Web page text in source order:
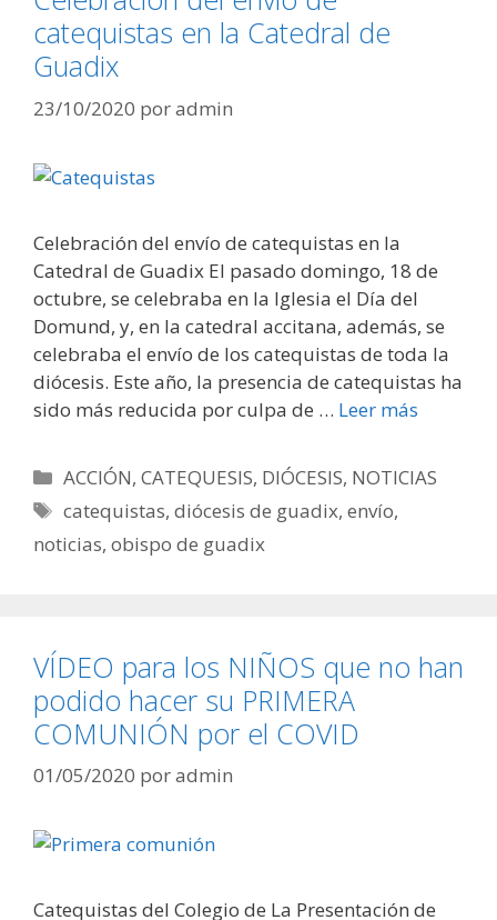
catequistas en la Catedral de
Guadix
23/10/2020 poradmin
Celebración del envío de catequistas en la
Catedral de Guadix El pasado domingo, 18 de
octubre, se celebraba en la Iglesia el Día del
Domund, y, en la catedral accitana, además, se
celebraba el envío de los catequistas de toda la
diócesis. Este año, la presencia de catequistas ha
sido más reducida por culpa de … Leer más
Categorías
ACCIÓN,CATEQUESIS, DIÓCESIS, NOTICIAS
Etiquetas
catequistas,diócesis de guadix,envío,
noticias, obispo de guadix
VÍDEO para los NIÑOS que no han
podido hacer su PRIMERA
COMUNIÓN por el COVID
01/05/2020 poradmin
Catequistas del Colegio de La Presentación de